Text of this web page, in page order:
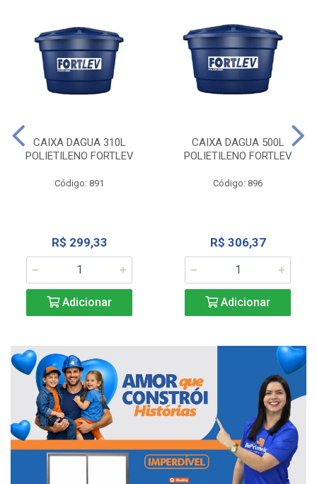
CAIXA DAGUA 310L
POLIETILENO FORTLEV
Código: 891
R$ 299,33
Adicionar
CAIXA DAGUA 500L
POLIETILENO FORTLEV
Código: 896
R$ 306,37
Adicionar